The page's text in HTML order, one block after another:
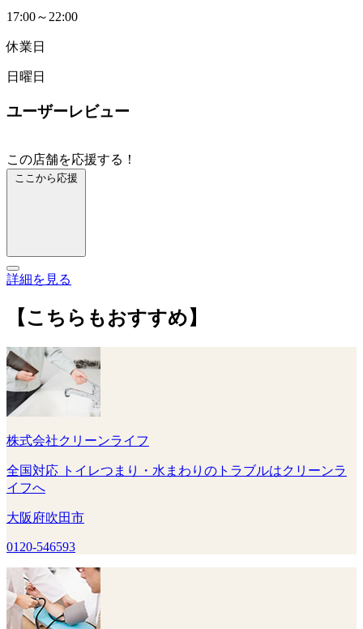
17:00～22:00
休業日
日曜日
ユーザーレビュー
この店舗を応援する！
ここから応援
詳細を見る
【こちらもおすすめ】
株式会社クリーンライフ
全国対応 トイレつまり・水まわりのトラブルはクリーンラ
イフへ
大阪府吹田市
0120-546593